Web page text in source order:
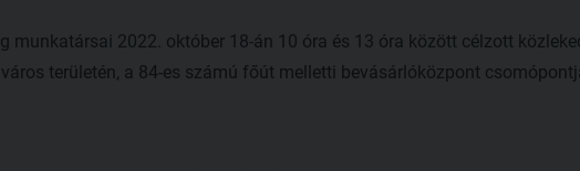
munkatársai 2022. október 18-án 10 óra és 13 óra között célzott
területén, a 84-es számú főút melletti bevásárlóközpont